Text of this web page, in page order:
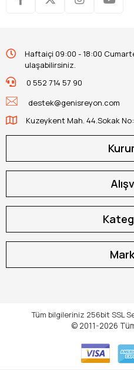
Haftaiçi 09:00 - 18:00
ulaşabilirsiniz.
0 552 714 57 90
destek@genisreyon.com
Kuzeykent Mah. 44.Sokak
Tüm bilgileriniz 256bit SSL
© 2011-2026